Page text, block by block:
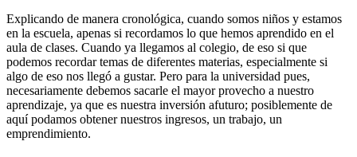
Explicando de manera cronológica, cuando somos niños y estamos
en la escuela, apenas si recordamos lo que hemos aprendido en el
aula de clases. Cuando ya llegamos al colegio, de eso si que
podemos recordar temas de diferentes materias, especialmente si
algo de eso nos llegó a gustar. Pero para la universidad pues,
necesariamente debemos sacarle el mayor provecho a nuestro
aprendizaje, ya que es nuestra inversión afuturo; posiblemente de
aquí podamos obtener nuestros ingresos, un trabajo, un
emprendimiento.